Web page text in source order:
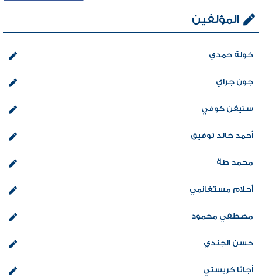
المؤلفين
خولة حمدي
جون جراي
ستيفن كوفي
أحمد خالد توفيق
محمد طة
أحلام مستغانمي
مصطفي محمود
حسن الجندي
أجاثا كريستي